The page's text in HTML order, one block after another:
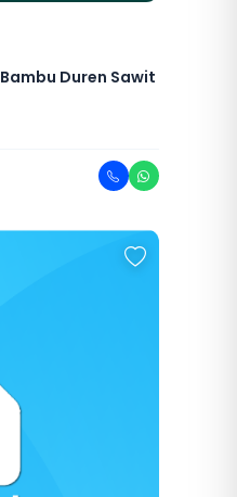
Duren Sawit